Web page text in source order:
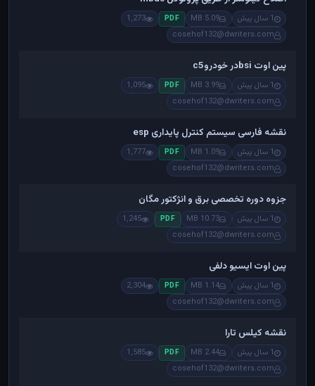
1 سال پیش 5.09 MB
PDF
1,273
cosehof132@dwriters.com
پین اوت bsiدر خودروc5
1 سال پیش 3.99 MB
PDF
1,095
cosehof132@dwriters.com
نقشه فارسی سیستم کنترل پایداری esp
1 سال پیش 1.09 MB
PDF
1,777
cosehof132@dwriters.com
جزوه دوره تخصصی برق و انژکتور مگان
1 سال پیش 10.73 MB
PDF
1,245
cosehof132@dwriters.com
پین اوت ایسیو دلفی
1 سال پیش 1.14 MB
PDF
2,304
cosehof132@dwriters.com
نقشه کیلس تارا
1 سال پیش 2.44 MB
PDF
1,585
cosehof132@dwriters.com